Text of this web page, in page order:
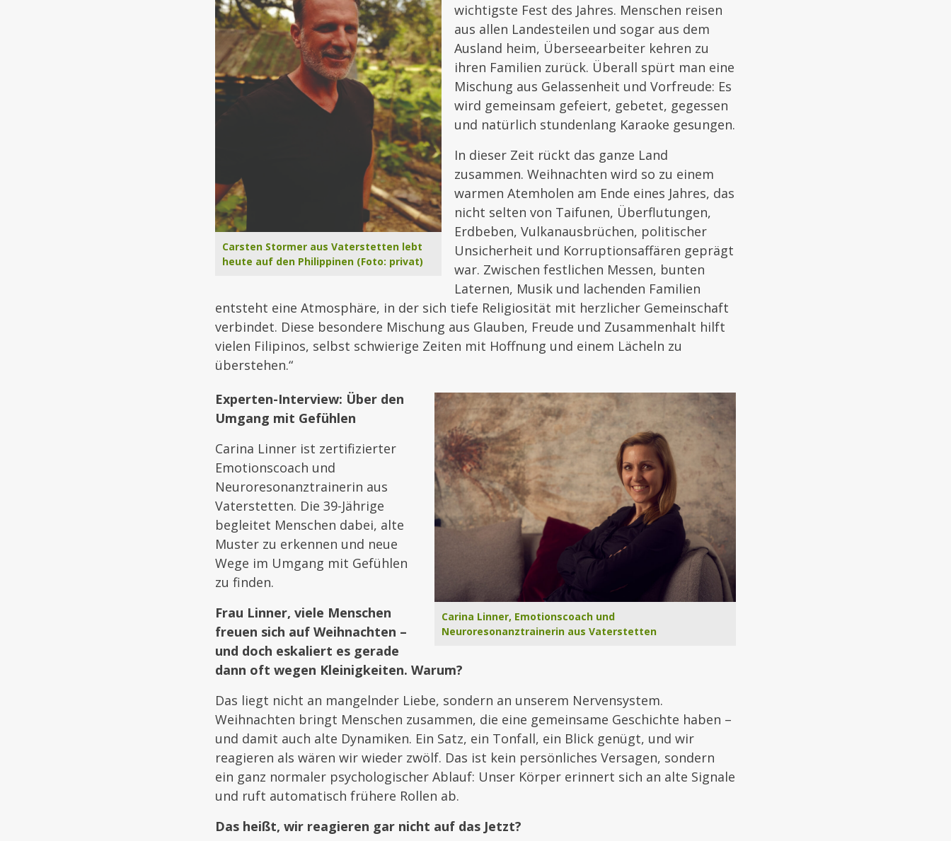
Carsten Stormer aus Vaterstetten lebt
heute auf den Philippinen (Foto: privat)
wichtigste Fest des Jahres. Menschen reisen
aus allen Landesteilen und sogar aus dem
Ausland heim, Überseearbeiter kehren zu
ihren Familien zurück. Überall spürt man eine
Mischung aus Gelassenheit und Vorfreude: Es
wird gemeinsam gefeiert, gebetet, gegessen
und natürlich stundenlang Karaoke gesungen.
In dieser Zeit rückt das ganze Land
zusammen. Weihnachten wird so zu einem
warmen Atemholen am Ende eines Jahres, das
nicht selten von Taifunen, Überflutungen,
Erdbeben, Vulkanausbrüchen, politischer
Unsicherheit und Korruptionsaffären geprägt
war. Zwischen festlichen Messen, bunten
Laternen, Musik und lachenden Familien
entsteht eine Atmosphäre, in der sich tiefe Religiosität mit herzlicher Gemeinschaft
verbindet. Diese besondere Mischung aus Glauben, Freude und Zusammenhalt hilft
vielen Filipinos, selbst schwierige Zeiten mit Hoffnung und einem Lächeln zu
überstehen.“
Carina Linner, Emotionscoach und
Neuroresonanztrainerin aus Vaterstetten
Experten-Interview: Über den
Umgang mit Gefühlen
Carina Linner ist zertifizierter
Emotionscoach und
Neuroresonanztrainerin aus
Vaterstetten. Die 39-Jährige
begleitet Menschen dabei, alte
Muster zu erkennen und neue
Wege im Umgang mit Gefühlen
zu finden.
Frau Linner, viele Menschen
freuen sich auf Weihnachten –
und doch eskaliert es gerade
dann oft wegen Kleinigkeiten. Warum?
Das liegt nicht an mangelnder Liebe, sondern an unserem Nervensystem.
Weihnachten bringt Menschen zusammen, die eine gemeinsame Geschichte haben –
und damit auch alte Dynamiken. Ein Satz, ein Tonfall, ein Blick genügt, und wir
reagieren als wären wir wieder zwölf. Das ist kein persönliches Versagen, sondern
ein ganz normaler psychologischer Ablauf: Unser Körper erinnert sich an alte Signale
und ruft automatisch frühere Rollen ab.
Das heißt, wir reagieren gar nicht auf das Jetzt?